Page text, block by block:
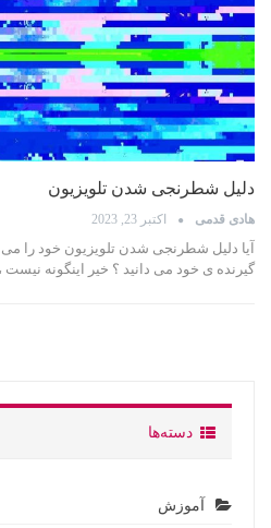
دلیل شطرنجی شدن تلویزیون
هادی قدمی اکتبر 23, 2023
آیا دلیل شطرنجی شدن تلویزیون خود را می
گیرنده ی خود می دانید ؟ خیر اینگونه
دسته‌ها
آموزش